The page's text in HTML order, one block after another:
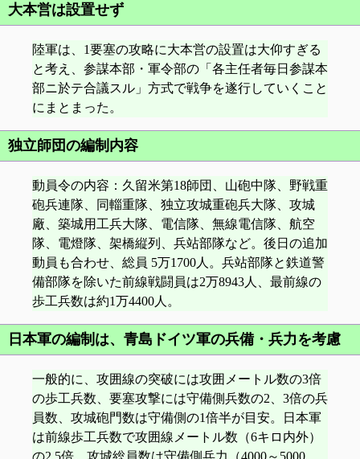
大本営は設置せず
陸軍は、1要塞の攻略に大本営の設置は大仰すぎる
と考え、参謀本部・軍令部の「各主任者毎日参謀本
部ニ於テ合議スル」方式で戦争を遂行していくこと
にまとまった。
独立師団の編制内容
動員令の内容：久留米第18師団、山砲中隊、野戦重
砲兵連隊、同輜重隊、独立攻城重砲兵大隊、攻城
廠、築城用工兵大隊、電信隊、無線電信隊、航空
隊、電燈隊、架橋縦列、兵站部隊など。後日の追加
動員も合わせ、総員 5万1700人。兵站部隊と鉄道警
備部隊を除いた前線戦闘員は2万8943人、最前線の
歩工兵数は約1万4400人。
日本軍の編制は、青島ドイツ軍の兵備・兵力を考慮
一般的に、攻囲線の突破には攻囲メートル数の3倍
の歩工兵数、要塞攻撃には守備側兵数の2、3倍の兵
員数、攻城砲門数は守備側の1倍半が目安。日本軍
は前線歩工兵数で攻囲線メートル数（6キロ内外）
の2.5倍、攻城総員数は守備側兵力（4000～5000